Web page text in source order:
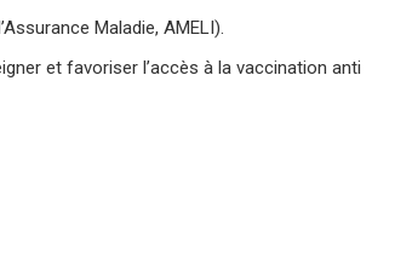
Maladie, AMELI).
et favoriser l’accès à la vaccination anti